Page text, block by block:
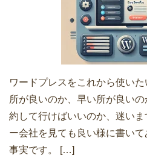
ワードプレスをこれから使い
所が良いのか、早い所が良い
約して行けばいいのか、迷い
ー会社を見ても良い様に書い
事実です。 […]